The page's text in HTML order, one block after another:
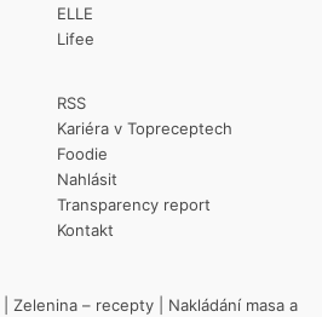
RSS
Kariéra v Topreceptech
Foodie
Nahlásit
Transparency report
Kontakt
ELLE
Lifee
Zelenina – recepty
Nakládání masa a